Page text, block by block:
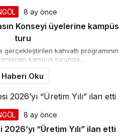
8 ay önce
Konseyi üyelerine kampüs
turu
gerçekleştirilen kahvaltı programının
kampüs turunda,...
Haberi Oku
8 ay önce
“Üretim Yılı” ilan etti